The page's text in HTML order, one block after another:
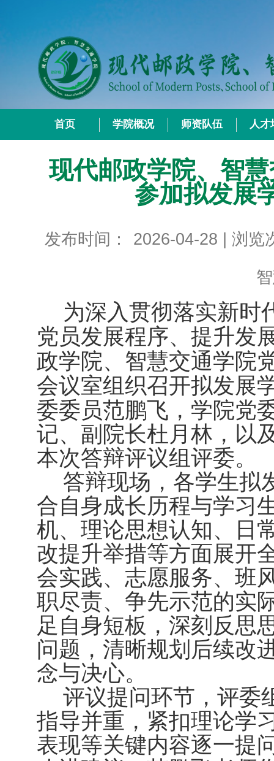
首页 学院概况 师资队伍 人才
现代邮政学院、智
参加拟发展
发布时间： 2026-04-28 | 浏览
为深入贯彻落实新时
党员发展程序、提升发
政学院、智慧交通学院
会议室组织召开拟发展
委委员范鹏飞，学院党
记、副院长杜月林，以
本次答辩评议组评委。
答辩现场，各学生拟
合自身成长历程与学习
机、理论思想认知、日
改提升举措等方面展开
会实践、志愿服务、班
职尽责、争先示范的实
足自身短板，深刻反思
问题，清晰规划后续改
念与决心。
评议提问环节，评委
指导并重，紧扣理论学
表现等关键内容逐一提